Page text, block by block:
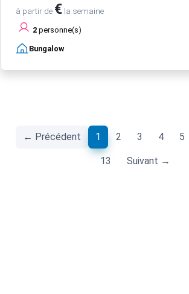
à partir de € la semaine
2 personne(s)
Bungalow
← Précédent 1 (current)
2 3 4 5
13 Suivant →